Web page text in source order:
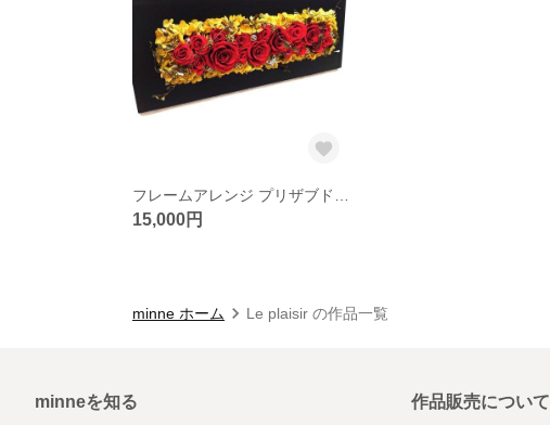
15,000円
minne ホーム Le plaisir の作品一覧
minneを知る 作品販売について